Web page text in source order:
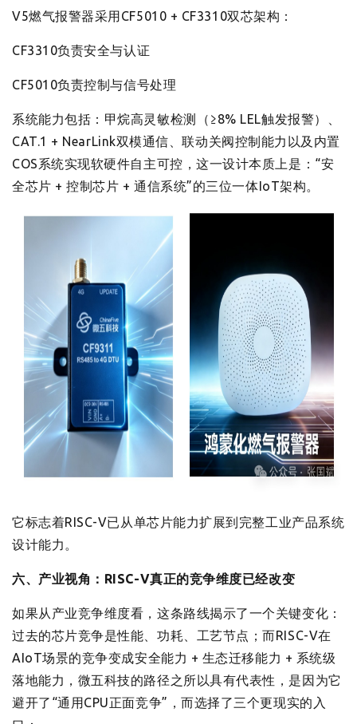
V5燃气报警器采用CF5010 + CF3310双芯架构：
CF3310负责安全与认证
CF5010负责控制与信号处理
系统能力包括：甲烷高灵敏检测（≥8% LEL触发报警）、
CAT.1 + NearLink双模通信、联动关阀控制能力以及内置
COS系统实现软硬件自主可控，这一设计本质上是：“安
全芯片 + 控制芯片 + 通信系统”的三位一体IoT架构。
它标志着RISC-V已从单芯片能力扩展到完整工业产品系统
设计能力。
六、产业视角：RISC-V真正的竞争维度已经改变
如果从产业竞争维度看，这条路线揭示了一个关键变化：
过去的芯片竞争是性能、功耗、工艺节点；而RISC-V在
AIoT场景的竞争变成安全能力 + 生态迁移能力 + 系统级
落地能力，微五科技的路径之所以具有代表性，是因为它
避开了“通用CPU正面竞争”，而选择了三个更现实的入